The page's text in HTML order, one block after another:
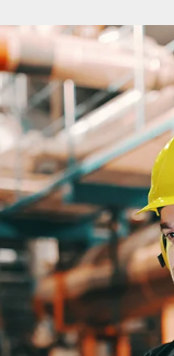
und die
im Vordergrund
Insbesondere